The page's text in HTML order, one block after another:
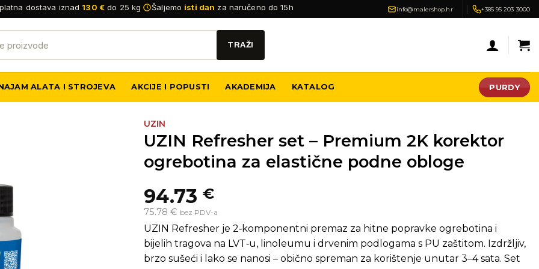
dostava iznad 130 € do 25 kg Šaljemo isti dan za naručeno do 15h info@malershop.hr +385 95 203 3000
ALATA I STROJEVA AKCIJE I POPUSTI AKADEMIJA KATALOG PURDY
UZIN
UZIN Refresher set – Premium 2K korektor
ogrebotina za elastične podne obloge
94.73 €
75.78 € bez PDV-a
UZIN Refresher je 2‑komponentni premaz za hitne popravke ogrebotina i
bijelih tragova na LVT‑u, linoleumu i drvenim podlogama s PU zaštitom. Izdržljiv,
brzo sušeći i lako se nanosi – obično spreman za korištenje unutar 3–4 sata. Set